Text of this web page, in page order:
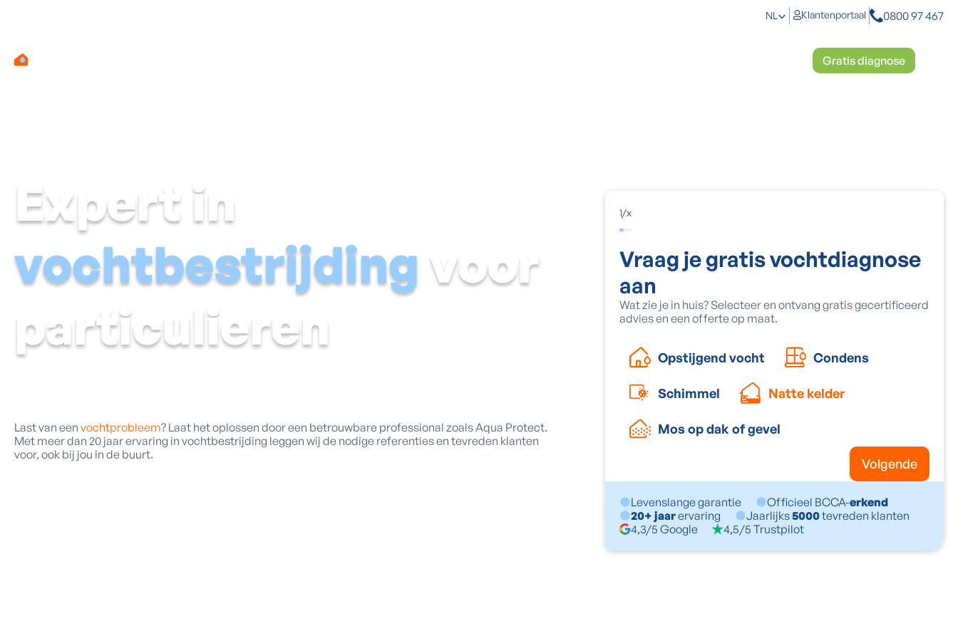
NL Klantenportaal 0800 97 467
Gratis diagnose
Expert in
vochtbestrijding voor
particulieren
1/x
Vraag je gratis vochtdiagnose
aan
Wat zie je in huis? Selecteer en ontvang gratis gecertificeerd
advies en een offerte op maat.
Opstijgend vocht Condens
Schimmel Natte kelder
Mos op dak of gevel
Volgende
Levenslange garantie Officieel BCCA-erkend
20+ jaarervaring Jaarlijks5000tevreden klanten
4,3/5 Google
4,5/5 Trustpilot
Last van een vochtprobleem? Laat het oplossen door een betrouwbare professional zoals Aqua Protect.
Met meer dan 20 jaar ervaring in vochtbestrijding leggen wij de nodige referenties en tevreden klanten
voor, ook bij jou in de buurt.